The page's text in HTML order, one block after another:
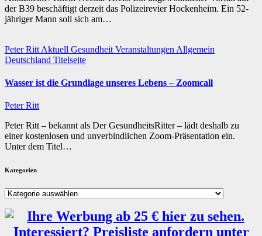
der B39 beschäftigt derzeit das Polizeirevier Hockenheim. Ein 52-
jähriger Mann soll sich am…
Peter Ritt Aktuell Gesundheit Veranstaltungen Allgemein
Deutschland Titelseite
Wasser ist die Grundlage unseres Lebens – Zoomcall
Peter Ritt
Peter Ritt – bekannt als Der GesundheitsRitter – lädt deshalb zu
einer kostenlosen und unverbindlichen Zoom-Präsentation ein.
Unter dem Titel…
Kategorien
Kategorien